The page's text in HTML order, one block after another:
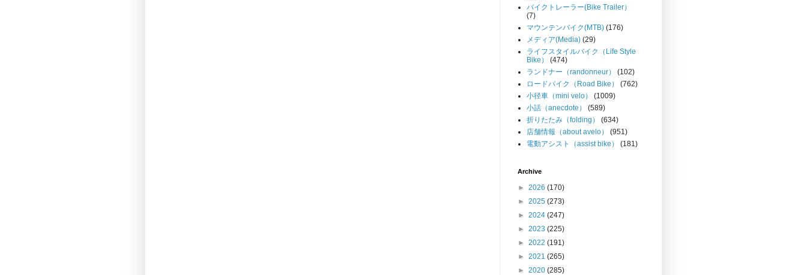
バイクトレーラー(Bike Trailer）
(7)
マウンテンバイク(MTB) (176)
メディア(Media) (29)
ライフスタイルバイク（Life Style
Bike）
(474)
ランドナー（randonneur）
(102)
ロードバイク（Road Bike）
(762)
小径車（mini velo）
(1009)
小話（anecdote）
(589)
折りたたみ（folding）
(634)
店舗情報（about avelo）
(951)
電動アシスト（assist bike）
(181)
Archive
► 2026 (170)
► 2025 (273)
► 2024 (247)
► 2023 (225)
► 2022 (191)
► 2021 (265)
► 2020 (285)